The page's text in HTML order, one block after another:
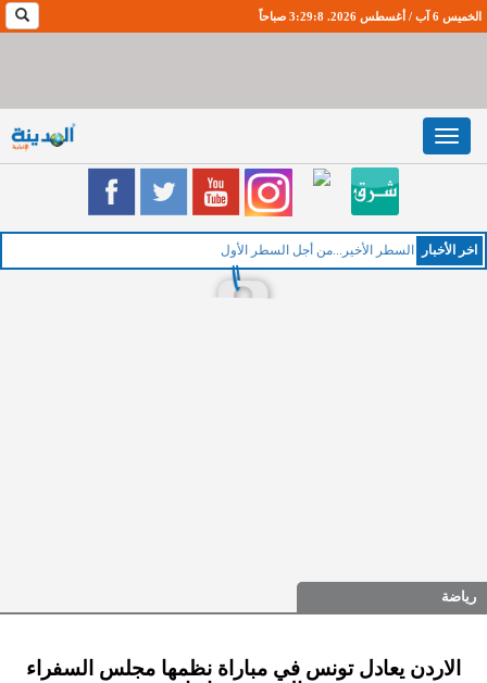
الخميس 6 آب / أغسطس 2026. 3:29:9 صباحاً
Toggle
navigation
اخر اﻷخبار السطر الأخير...من أجل السطر الأول
رياضة
الاردن يعادل تونس في مباراة نظمها مجلس السفراء